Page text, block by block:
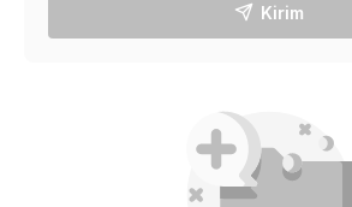
Kirim